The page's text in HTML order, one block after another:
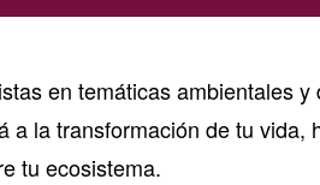
en temáticas ambientales y
la transformación de tu vida,
tu ecosistema.